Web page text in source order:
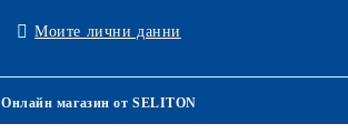
Моите лични данни
Онлайн магазин от SELITON